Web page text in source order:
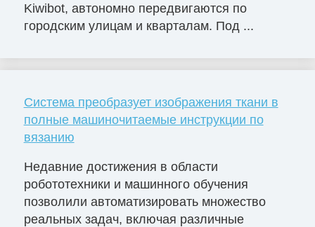
Kiwibot, автономно передвигаются по
городским улицам и кварталам. Под ...
Система преобразует изображения ткани в
полные машиночитаемые инструкции по
вязанию
Недавние достижения в области
робототехники и машинного обучения
позволили автоматизировать множество
реальных задач, включая различные